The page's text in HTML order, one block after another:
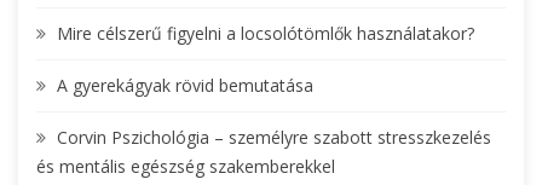
:
Mire célszerű figyelni a locsolótömlők használatakor?
A gyerekágyak rövid bemutatása
Corvin Pszichológia – személyre szabott stresszkezelés
és mentális egészség szakemberekkel